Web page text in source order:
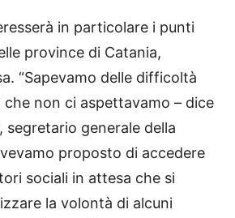
in particolare i punti
province di Catania,
“Sapevamo delle difficoltà
che non ci aspettavamo – dice
segretario generale della
proposto di accedere
sociali in attesa che si
la volontà di alcuni